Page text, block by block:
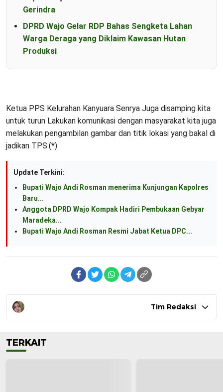
Gerindra
DPRD Wajo Gelar RDP Bahas Sengketa Lahan
Warga Deraga yang Diklaim Kawasan Hutan
Produksi
Ketua PPS Kelurahan Kanyuara Senrya Juga disamping kita
untuk turun Lakukan komunikasi dengan masyarakat kita juga
melakukan pengambilan gambar dan titik lokasi yang bakal di
jadikan TPS.(*)
Update Terkini:
Bupati Wajo Andi Rosman menerima Kunjungan Kapolres
Baru...
Anggota DPRD Wajo Kompak Hadiri Pembukaan Gebyar
Maradeka...
Bupati Wajo Andi Rosman Resmi Jabat Ketua DPC...
Tim Redaksi
TERKAIT